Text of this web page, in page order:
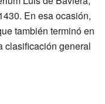
En esa ocasión,
también terminó en
clasificación general